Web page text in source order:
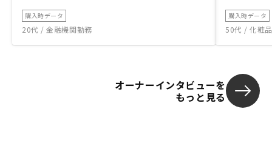
購入時データ
20代 / 金融機関勤務
購入時データ
50代 / 化粧
オーナーインタビューを
もっと見る